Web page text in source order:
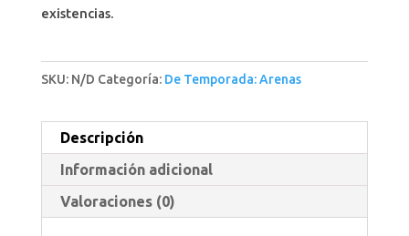
existencias.
SKU: N/D Categoría: De Temporada: Arenas
Descripción
Información adicional
Valoraciones (0)